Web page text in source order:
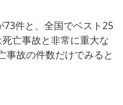
件と、全国でベスト25
亡事故と非常に重大な
事故の件数だけでみると